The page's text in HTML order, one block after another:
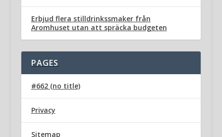
Erbjud flera stilldrinkssmaker från
Aromhuset utan att spräcka budgeten
PAGES
#662 (no title)
Privacy
Sitemap